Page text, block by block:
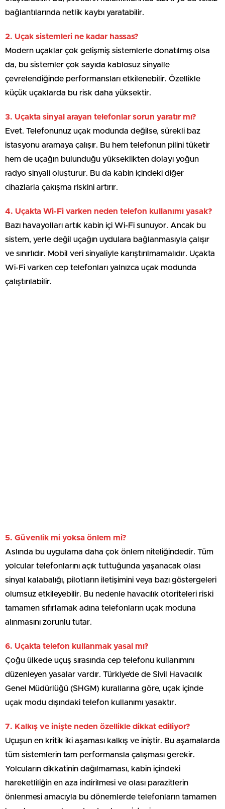
bağlantılarında netlik kaybı yaratabilir.
2. Uçak sistemleri ne kadar hassas?
Modern uçaklar çok gelişmiş sistemlerle donatılmış olsa
da, bu sistemler çok sayıda kablosuz sinyalle
çevrelendiğinde performansları etkilenebilir. Özellikle
küçük uçaklarda bu risk daha yüksektir.
3. Uçakta sinyal arayan telefonlar sorun yaratır mı?
Evet. Telefonunuz uçak modunda değilse, sürekli baz
istasyonu aramaya çalışır. Bu hem telefonun pilini tüketir
hem de uçağın bulunduğu yükseklikten dolayı yoğun
radyo sinyali oluşturur. Bu da kabin içindeki diğer
cihazlarla çakışma riskini artırır.
4. Uçakta Wi-Fi varken neden telefon kullanımı yasak?
Bazı havayolları artık kabin içi Wi-Fi sunuyor. Ancak bu
sistem, yerle değil uçağın uydulara bağlanmasıyla çalışır
ve sınırlıdır. Mobil veri sinyaliyle karıştırılmamalıdır. Uçakta
Wi-Fi varken cep telefonları yalnızca uçak modunda
çalıştırılabilir.
5. Güvenlik mi yoksa önlem mi?
Aslında bu uygulama daha çok önlem niteliğindedir. Tüm
yolcular telefonlarını açık tuttuğunda yaşanacak olası
sinyal kalabalığı, pilotların iletişimini veya bazı göstergeleri
olumsuz etkileyebilir. Bu nedenle havacılık otoriteleri riski
tamamen sıfırlamak adına telefonların uçak moduna
alınmasını zorunlu tutar.
6. Uçakta telefon kullanmak yasal mı?
Çoğu ülkede uçuş sırasında cep telefonu kullanımını
düzenleyen yasalar vardır. Türkiye’de de Sivil Havacılık
Genel Müdürlüğü (SHGM) kurallarına göre, uçak içinde
uçak modu dışındaki telefon kullanımı yasaktır.
7. Kalkış ve inişte neden özellikle dikkat ediliyor?
Uçuşun en kritik iki aşaması kalkış ve iniştir. Bu aşamalarda
tüm sistemlerin tam performansla çalışması gerekir.
Yolcuların dikkatinin dağılmaması, kabin içindeki
hareketliliğin en aza indirilmesi ve olası parazitlerin
önlenmesi amacıyla bu dönemlerde telefonların tamamen